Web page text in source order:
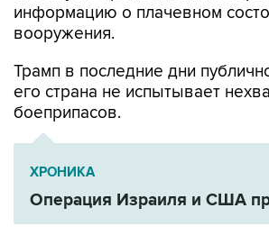
информацию о плачевном
вооружения.
Трамп в последние дни
его страна не испытывает
боеприпасов.
ХРОНИКА
Операция Израиля и США